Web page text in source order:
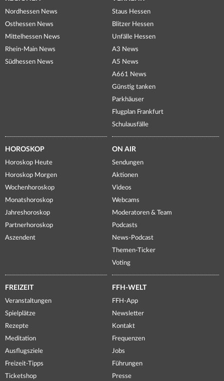
Nordhessen News
Osthessen News
Mittelhessen News
Rhein-Main News
Südhessen News
Staus Hessen
Blitzer Hessen
Unfälle Hessen
A3 News
A5 News
A661 News
Günstig tanken
Parkhäuser
Flugplan Frankfurt
Schulausfälle
HOROSKOP
Horoskop Heute
Horoskop Morgen
Wochenhoroskop
Monatshoroskop
Jahreshoroskop
Partnerhoroskop
Aszendent
ON AIR
Sendungen
Aktionen
Videos
Webcams
Moderatoren & Team
Podcasts
News-Podcast
Themen-Ticker
Voting
FREIZEIT
Veranstaltungen
Spielplätze
Rezepte
Meditation
Ausflugsziele
Freizeit-Tipps
Ticketshop
FFH-WELT
FFH-App
Newsletter
Kontakt
Frequenzen
Jobs
Führungen
Presse